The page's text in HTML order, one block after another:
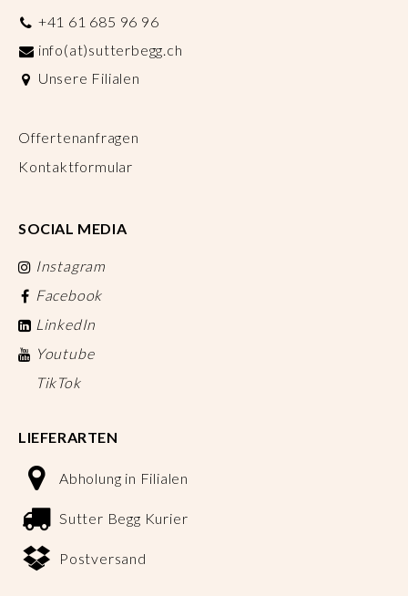
+41 61 685 96 96
info(at)sutterbegg.ch
Unsere Filialen
Offertenanfragen
Kontaktformular
SOCIAL MEDIA
Instagram
Facebook
LinkedIn
Youtube
TikTok
LIEFERARTEN
Abholung in Filialen
Sutter Begg Kurier
Postversand